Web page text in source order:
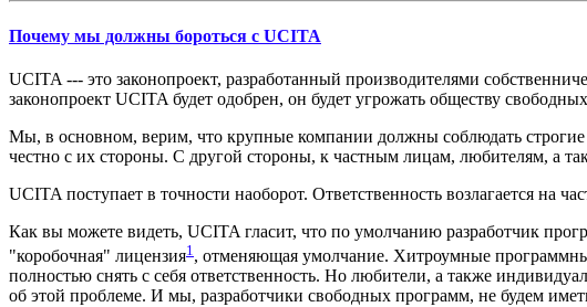
Почему мы должны бороться с UCITA
UCITA --- это законопроект, разработанный производителями
законопроект UCITA будет одобрен, он будет угрожать обществу
Мы, в основном, верим, что крупные компании должны соблюдать строгие
честно с их стороны. С другой стороны, к частным лицам, любителям, а
UCITA поступает в точности наоборот. Ответственность возлагается на
Как вы можете видеть, UCITA гласит, что по умолчанию разработчик
"коробочная" лицензия1 , отменяющая умолчание. Хитроумные
полностью снять с себя ответственность. Но любители, а также
об этой проблеме. И мы, разработчики свободных программ, не будем